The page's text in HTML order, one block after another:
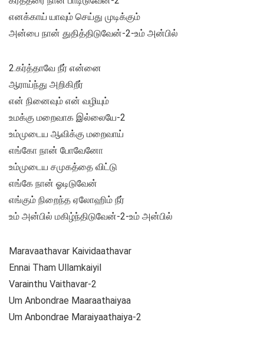
எனக்காய் யாவும் செய்து முடிக்கும்
அன்பை நான் துதித்திடுவேன்-2-உம் அன்பில்
2.கர்த்தாவே நீர் என்னை
ஆராய்ந்து அறிகிறீர்
என் நினைவும் என் வழியும்
உமக்கு மறைவாக இல்லையே-2
உம்முடைய ஆவிக்கு மறைவாய்
எங்கோ நான் போவேனோ
உம்முடைய சமுகத்தை விட்டு
எங்கே நான் ஓடிடுவேன்
எங்கும் நிறைந்த ஏலோஹிம் நீர்
உம் அன்பில் மகிழ்ந்திடுவேன்-2-உம் அன்பில்
Maravaathavar Kaividaathavar
Ennai Tham Ullamkaiyil
Varainthu Vaithavar-2
Um Anbondrae Maaraathaiyaa
Um Anbondrae Maraiyaathaiya-2